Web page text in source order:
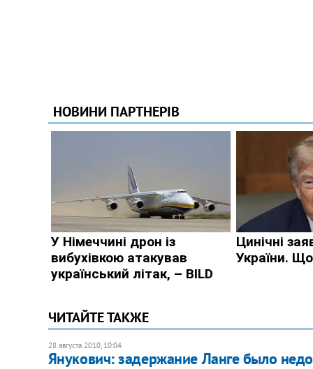
ЧИТАЙТЕ ТАКЖЕ
28 августа 2010, 10:04
Янукович: задержание Ланге было